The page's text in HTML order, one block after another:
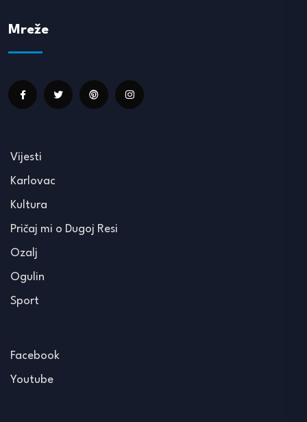
Mreže
Vijesti
Karlovac
Kultura
Pričaj mi o Dugoj Resi
Ozalj
Ogulin
Sport
Facebook
Youtube